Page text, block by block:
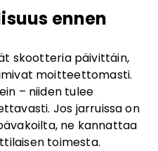
ennen
skootteria päivittäin,
moitteettomasti.
– niiden tulee
Jos jarruissa on
ne kannattaa
toimesta.